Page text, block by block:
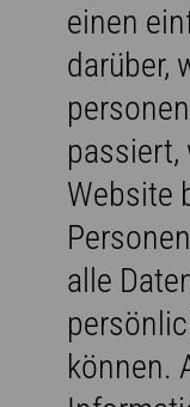
einen
darüber,
passiert,
Website
alle
können.